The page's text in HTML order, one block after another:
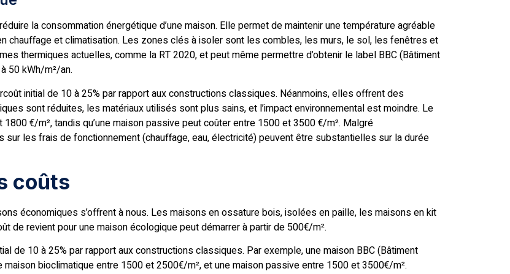
la consommation énergétique d’une maison. Elle permet de maintenir une température agréable
chauffage et climatisation. Les zones clés à isoler sont les combles, les murs, le sol, les fenêtres et
thermiques actuelles, comme la RT 2020, et peut même permettre d’obtenir le label BBC (Bâtiment
50 kWh/m²/an.
initial de 10 à 25% par rapport aux constructions classiques. Néanmoins, elles offrent des
sont réduites, les matériaux utilisés sont plus sains, et l’impact environnemental est moindre. Le
€/m², tandis qu’une maison passive peut coûter entre 1500 et 3500 €/m². Malgré
les frais de fonctionnement (chauffage, eau, électricité) peuvent être substantielles sur la durée
coûts
économiques s’offrent à nous. Les maisons en ossature bois, isolées en paille, les maisons en kit
revient pour une maison écologique peut démarrer à partir de 500€/m².
de 10 à 25% par rapport aux constructions classiques. Par exemple, une maison BBC (Bâtiment
bioclimatique entre 1500 et 2500€/m², et une maison passive entre 1500 et 3500€/m².